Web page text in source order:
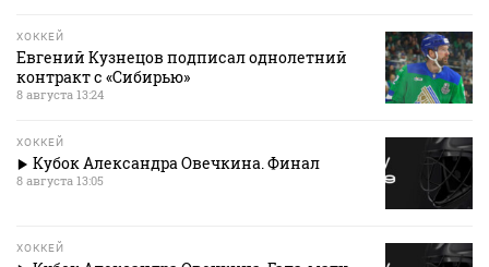
ХОККЕЙ
Евгений Кузнецов подписал однолетний
контракт с «Сибирью»
8 августа 13:24
ХОККЕЙ
Кубок Александра Овечкина. Финал
8 августа 13:05
ХОККЕЙ